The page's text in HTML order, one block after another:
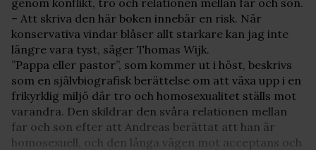
– Att skriva den här boken innebär en risk. När
konservativa vindar blåser allt starkare kan jag inte
längre vara tyst, säger Thomas Wijk.
”Pappa eller pastor”, som kommer ut i höst, beskrivs
som en självbiografisk berättelse om att växa upp i en
frikyrklig miljö där tro och homosexualitet ställs mot
varandra. Den skildrar den svåra relationen mellan
far och son efter att Andreas berättat att han är
homosexuell, och den långa vägen mot acceptans och